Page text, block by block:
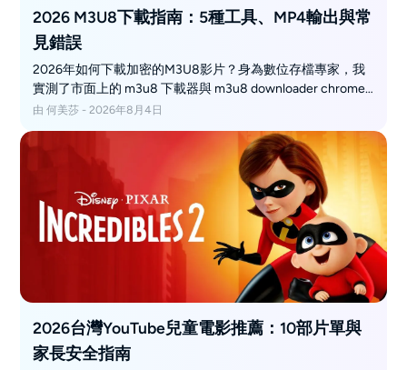
2026 M3U8下載指南：5種工具、MP4輸出與常
見錯誤
2026年如何下載加密的M3U8影片？身為數位存檔專家，我
實測了市面上的 m3u8 下載器與 m3u8 downloader chrome
擴充功能，揭秘突破 DAZN m3u8 動態加密與最新 avgle 下
由 何美莎 - 2026年8月4日
2026台灣YouTube兒童電影推薦：10部片單與
家長安全指南